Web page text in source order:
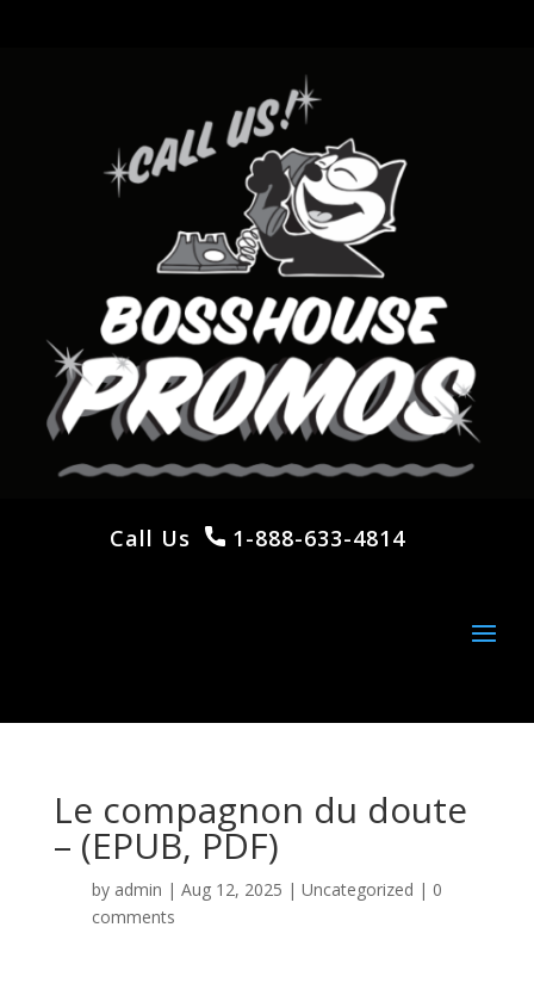
Call Us 1-888-633-4814
Le compagnon du doute
– (EPUB, PDF)
by admin | Aug 12, 2025 | Uncategorized | 0
comments